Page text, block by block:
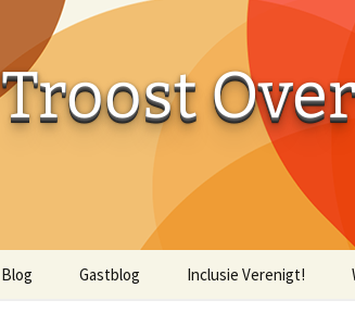
Troost
Blog Gastblog Inclusie Verenigt!